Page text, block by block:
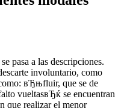
pasa a las descripciones.
involuntario, como
вЂњfluir, que se de
vueltasвЂќ se encuentran
que realizar el menor